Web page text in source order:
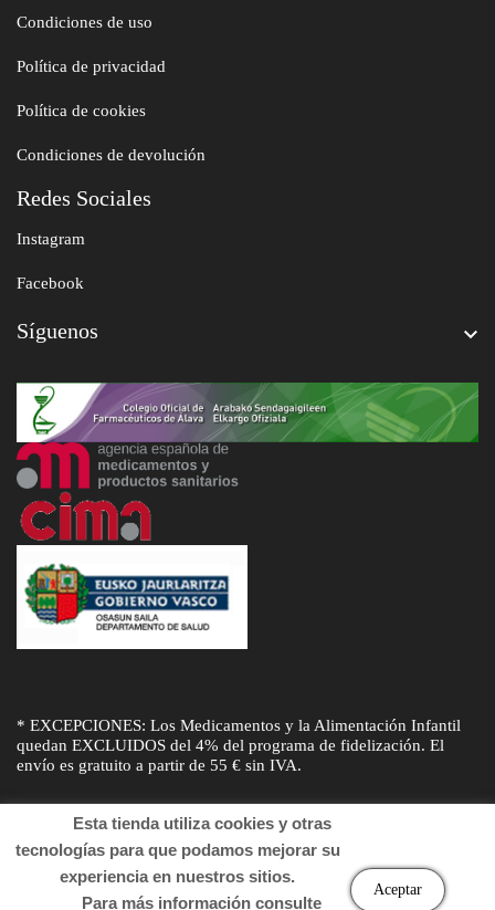
Condiciones de uso
Política de privacidad
Política de cookies
Condiciones de devolución
Redes Sociales
Instagram
Facebook
Síguenos 
* EXCEPCIONES: Los Medicamentos y la Alimentación Infantil
quedan EXCLUIDOS del 4% del programa de fidelización. El
envío es gratuito a partir de 55 € sin IVA.
Esta tienda utiliza cookies y otras
tecnologías para que podamos mejorar su
experiencia en nuestros sitios.
Para más información consulte
Aceptar
© Desarrollado porSogifaryDTD Soluciones
. Derechos de autor
2022 Farmacia.